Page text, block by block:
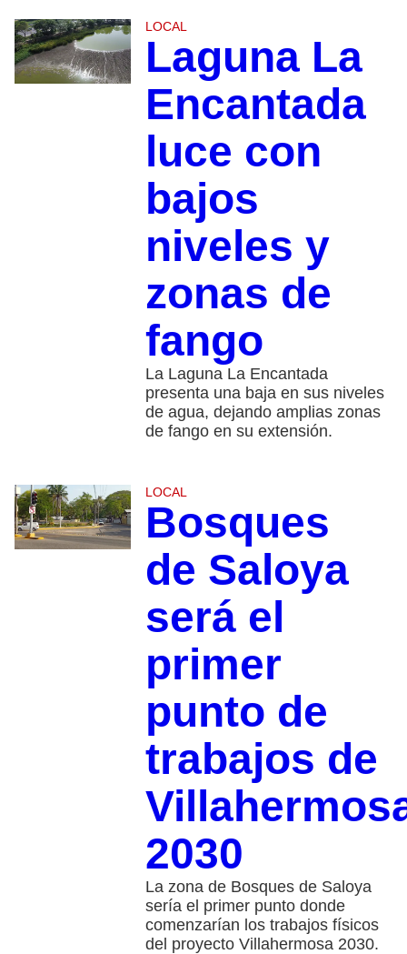
LOCAL
Laguna La
Encantada
luce con
bajos
niveles y
zonas de
fango
La Laguna La Encantada
presenta una baja en sus niveles
de agua, dejando amplias zonas
de fango en su extensión.
LOCAL
Bosques
de Saloya
será el
primer
punto de
trabajos de
2030
La zona de Bosques de Saloya
sería el primer punto donde
comenzarían los trabajos físicos
del proyecto Villahermosa 2030.